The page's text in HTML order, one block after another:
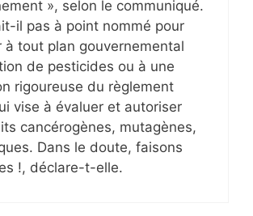
», selon le communiqué.
il pas à point nommé pour
à tout plan gouvernemental
de pesticides ou à une
rigoureuse du règlement
vise à évaluer et autoriser
cancérogènes, mutagènes,
Dans le doute, faisons
!, déclare-t-elle.